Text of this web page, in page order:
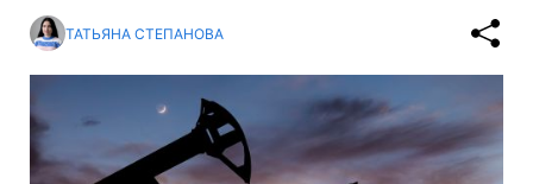
ТАТЬЯНА СТЕПАНОВА